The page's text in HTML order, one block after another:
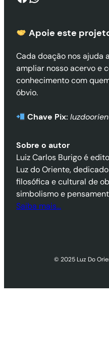
Apoie este
Cada doação nos ajuda
ampliar nosso acervo e
conhecimento com
óbvio.
Chave Pix:
Sobre o autor
Luiz Carlos Burigo é
Luz do Oriente,
filosófica e cultural de
simbolismo e
Saiba mais…
© 2025 Luz Do